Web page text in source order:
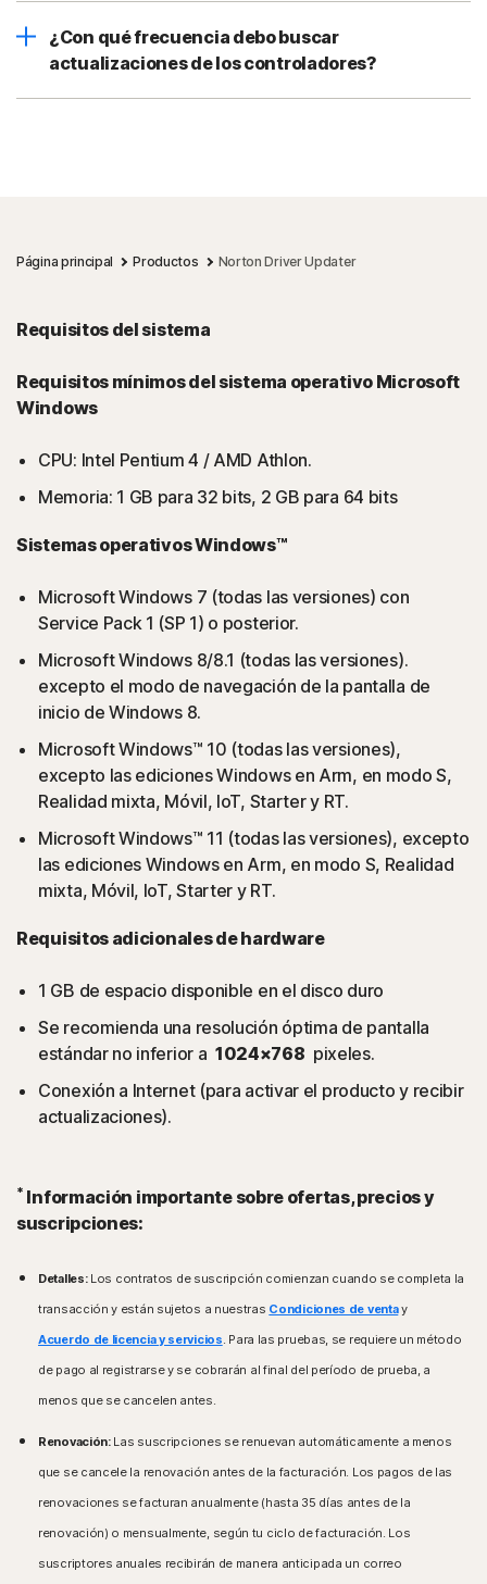
¿Con qué frecuencia debo buscar
actualizaciones de los controladores?
Página principal Productos Norton Driver Updater
Requisitos del sistema
Requisitos mínimos del sistema operativo Microsoft
Windows
CPU: Intel Pentium 4 / AMD Athlon.
Memoria: 1 GB para 32 bits, 2 GB para 64 bits
Sistemas operativos Windows™
Microsoft Windows 7 (todas las versiones) con
Service Pack 1 (SP 1) o posterior.
Microsoft Windows 8/8.1 (todas las versiones).
excepto el modo de navegación de la pantalla de
inicio de Windows 8.
Microsoft Windows™ 10 (todas las versiones),
excepto las ediciones Windows en Arm, en modo S,
Realidad mixta, Móvil, IoT, Starter y RT.
Microsoft Windows™ 11 (todas las versiones), excepto
las ediciones Windows en Arm, en modo S, Realidad
mixta, Móvil, IoT, Starter y RT.
Requisitos adicionales de hardware
1 GB de espacio disponible en el disco duro
Se recomienda una resolución óptima de pantalla
estándar no inferior a 1024×768 pixeles.
Conexión a Internet (para activar el producto y recibir
actualizaciones).
* Información importante sobre ofertas, precios y
suscripciones:
Detalles:Los contratos de suscripción comienzan cuando se completa la
transacción y están sujetos a nuestras Condiciones de ventay
Acuerdo de licencia y servicios . Para las pruebas, se requiere un método
de pago al registrarse y se cobrarán al final del período de prueba, a
menos que se cancelen antes.
Renovación:Las suscripciones se renuevan automáticamente a menos
que se cancele la renovación antes de la facturación. Los pagos de las
renovaciones se facturan anualmente (hasta 35 días antes de la
renovación) o mensualmente, según tu ciclo de facturación. Los
suscriptores anuales recibirán de manera anticipada un correo